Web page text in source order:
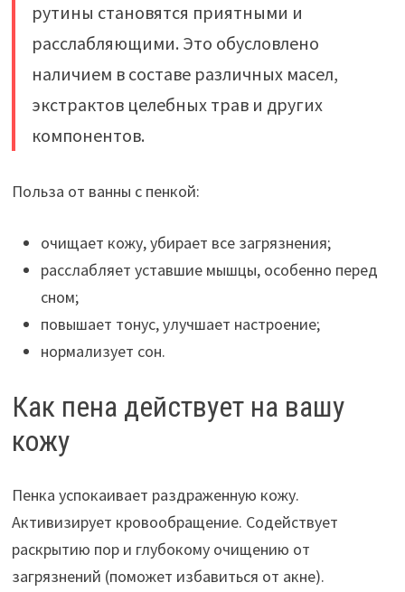
рутины становятся приятными и
расслабляющими. Это обусловлено
наличием в составе различных масел,
экстрактов целебных трав и других
компонентов.
Польза от ванны с пенкой:
очищает кожу, убирает все загрязнения;
расслабляет уставшие мышцы, особенно перед
сном;
повышает тонус, улучшает настроение;
нормализует сон.
Как пена действует на вашу
кожу
Пенка успокаивает раздраженную кожу.
Активизирует кровообращение. Содействует
раскрытию пор и глубокому очищению от
загрязнений (поможет избавиться от акне).